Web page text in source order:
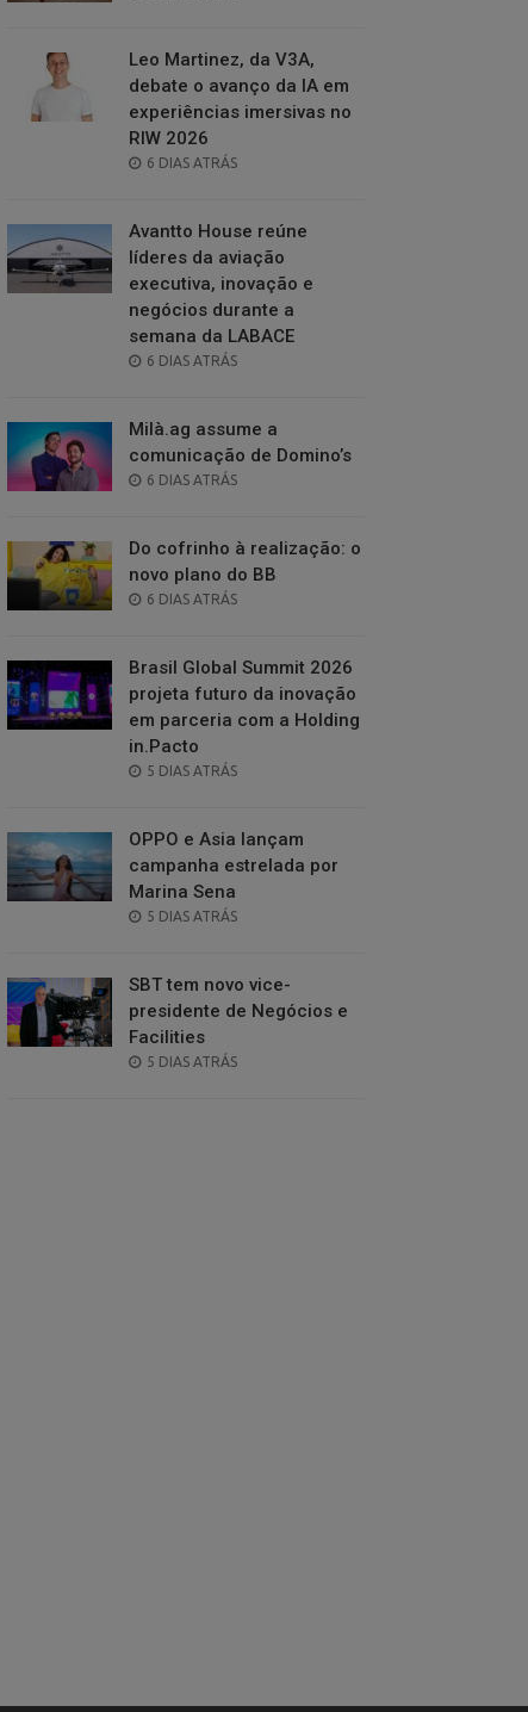
Leo Martinez, da V3A,
debate o avanço da IA em
experiências imersivas no
RIW 2026
POSTED
6 DIAS ATRÁS
Avantto House reúne
líderes da aviação
executiva, inovação e
negócios durante a
semana da LABACE
POSTED
6 DIAS ATRÁS
Milà.ag assume a
comunicação de Domino’s
POSTED
6 DIAS ATRÁS
Do cofrinho à realização: o
novo plano do BB
POSTED
6 DIAS ATRÁS
Brasil Global Summit 2026
projeta futuro da inovação
em parceria com a Holding
in.Pacto
POSTED
5 DIAS ATRÁS
OPPO e Asia lançam
campanha estrelada por
Marina Sena
POSTED
5 DIAS ATRÁS
SBT tem novo vice-
presidente de Negócios e
Facilities
POSTED
5 DIAS ATRÁS